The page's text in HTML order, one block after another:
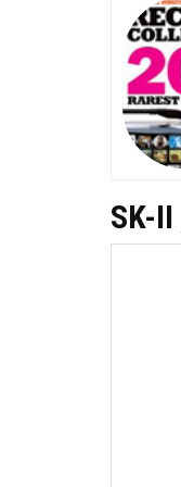
SK-II